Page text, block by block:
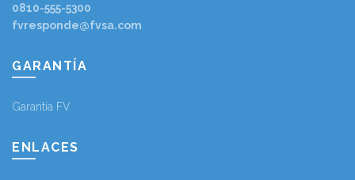
0810-555-5300
fvresponde@fvsa.com
GARANTÍA
Garantía FV
ENLACES